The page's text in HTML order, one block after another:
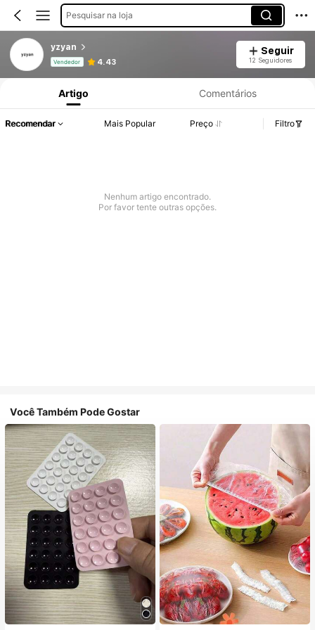
Pesquisar na loja
yzyan
Vendedor 4.43
Seguir
12 Seguidores
Informações do Produto: Divulgação de Preço, Vendas e Detalhes de Stock.
Artigo Comentários
Recomendar Mais Popular Preço Filtro
Nenhum artigo encontrado.
Por favor tente outras opções.
Você Também Pode Gostar